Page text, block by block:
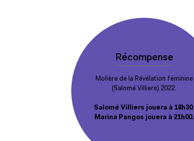
Récompense
Molière de la Révélation féminine
(Salomé Villiers) 2022.
Salomé Villiers jouera à 18h30.
Marina Pangos jouera à 21h00.